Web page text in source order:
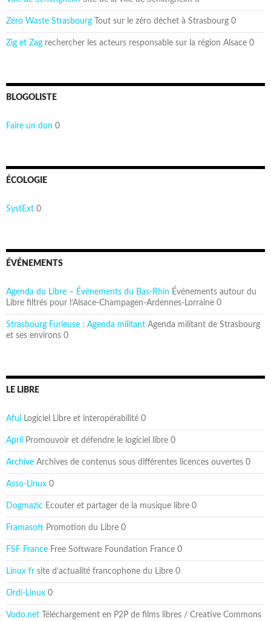
Zéro Waste Strasbourg Tout sur le zéro déchet à Strasbourg 0
Zig et Zag rechercher les acteurs responsable sur la région Alsace 0
BLOGOLISTE
Faire un don 0
ÉCOLOGIE
SystExt 0
ÉVÉNEMENTS
Agenda du Libre – Événements du Bas-Rhin Événements autour du
Libre filtrés pour l’Alsace-Champagen-Ardennes-Lorraine 0
Strasbourg Furieuse : Agenda militant Agenda militant de Strasbourg
et ses environs 0
LE LIBRE
Aful Logiciel Libre et interopérabilité 0
April Promouvoir et défendre le logiciel libre 0
Archive Archives de contenus sous différentes licences ouvertes 0
Asso-Linux 0
Dogmazic Ecouter et partager de la musique libre 0
Framasoft Promotion du Libre 0
FSF France Free Software Foundation France 0
Linux fr site d’actualité francophone du Libre 0
Ordi-Linux 0
Vodo.net Téléchargement en P2P de films libres / Creative Commons